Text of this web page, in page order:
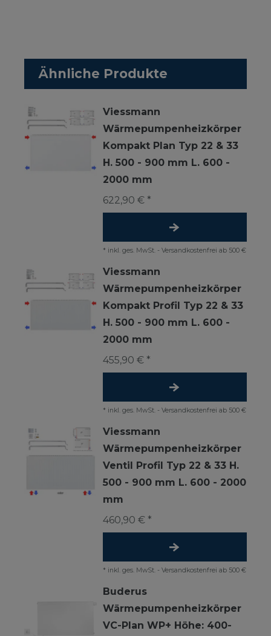
Ähnliche Produkte
Viessmann
Wärmepumpenheizkörper
Kompakt Plan Typ 22 & 33
H. 500 - 900 mm L. 600 -
2000 mm
622,90 € *
* inkl. ges. MwSt. - Versandkostenfrei ab 500 €
Viessmann
Wärmepumpenheizkörper
Kompakt Profil Typ 22 & 33
H. 500 - 900 mm L. 600 -
2000 mm
455,90 € *
* inkl. ges. MwSt. - Versandkostenfrei ab 500 €
Viessmann
Wärmepumpenheizkörper
Ventil Profil Typ 22 & 33 H.
500 - 900 mm L. 600 - 2000
mm
460,90 € *
* inkl. ges. MwSt. - Versandkostenfrei ab 500 €
Buderus
Wärmepumpenheizkörper
VC-Plan WP+ Höhe: 400-